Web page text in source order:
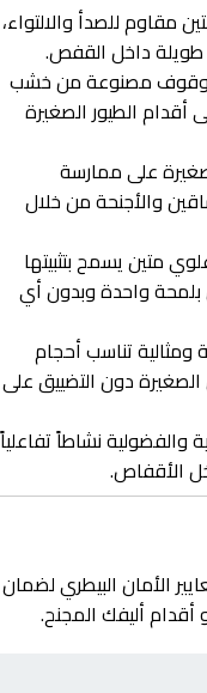
مقاوم للصدأ والالتواء،
طويلة داخل القفص.
مصنوعة من خشب
أقدام الطيور الصغيرة
على ممارسة
والأجنحة من خلال
متين يسمح بتثبيتها
واحدة وبدون أي
ومثالية تناسب أحجام
الصغيرة دون التضييق على
والفضولية نشاطاً تفاعلياً
الأقفاص.
الأمان البيطري لضمان
أليفك المجنح.